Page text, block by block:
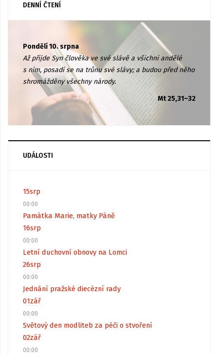
DENNÍ ČTENÍ
Pondělí 10. srpna
Až přijde Syn člověka ve své slávě a všichni andělé
s ním, posadí se na trůnu své slávy; a budou před něho
shromážděny všechny národy.
Mt 25,31–32
UDÁLOSTI
15srp
00:00
Památka Marie, matky Páně
16srp
00:00
Letní duchovní obnovy na Lomci
26srp
00:00
Jednání pražské diecézní rady
01zář
00:00
Světový den modliteb za péči o stvoření
02zář
00:00